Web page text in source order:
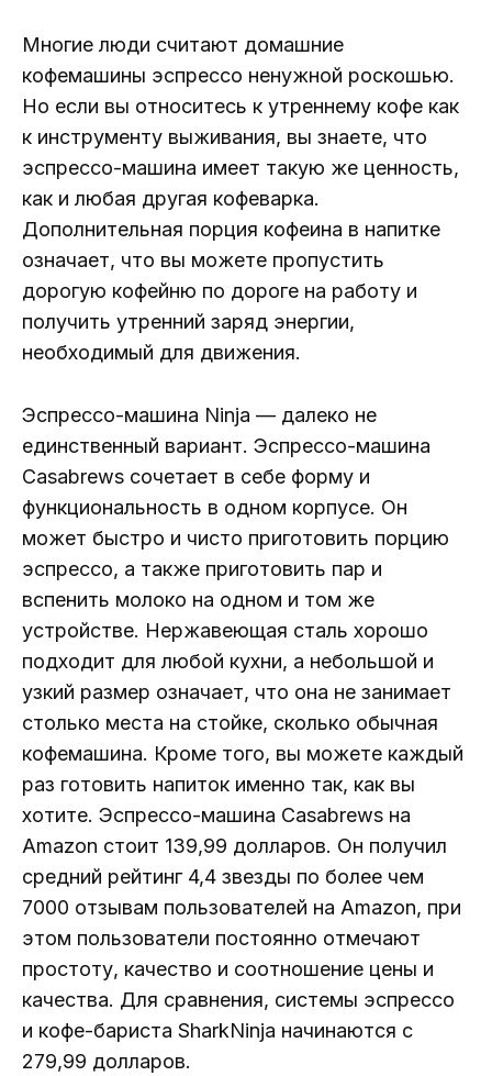
Многие люди считают домашние
кофемашины эспрессо ненужной роскошью.
Но если вы относитесь к утреннему кофе как
к инструменту выживания, вы знаете, что
эспрессо-машина имеет такую ​​же ценность,
как и любая другая кофеварка.
Дополнительная порция кофеина в напитке
означает, что вы можете пропустить
дорогую кофейню по дороге на работу и
получить утренний заряд энергии,
необходимый для движения.
Эспрессо-машина Ninja — далеко не
единственный вариант. Эспрессо-машина
Casabrews сочетает в себе форму и
функциональность в одном корпусе. Он
может быстро и чисто приготовить порцию
эспрессо, а также приготовить пар и
вспенить молоко на одном и том же
устройстве. Нержавеющая сталь хорошо
подходит для любой кухни, а небольшой и
узкий размер означает, что она не занимает
столько места на стойке, сколько обычная
кофемашина. Кроме того, вы можете каждый
раз готовить напиток именно так, как вы
хотите. Эспрессо-машина Casabrews на
Amazon стоит 139,99 долларов. Он получил
средний рейтинг 4,4 звезды по более чем
7000 отзывам пользователей на Amazon, при
этом пользователи постоянно отмечают
простоту, качество и соотношение цены и
качества. Для сравнения, системы эспрессо
и кофе-бариста SharkNinja начинаются с
279,99 долларов.